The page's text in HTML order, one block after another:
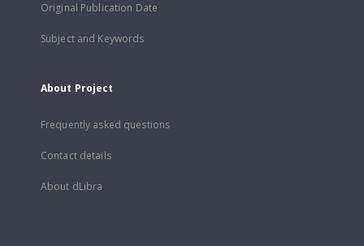
Original Publication Date
Subject and Keywords
About Project
Frequently asked questions
Contact details
About dLibra